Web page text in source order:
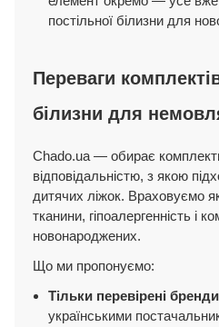
постільної білизни для
Переваги
білизни для
Chado.ua — обирає
відповідальністю, з якою
дитячих ліжок. Враховуємо
тканини, гіпоалергенність і
новонароджених.
Що ми пропонуємо:
Тільки перевірені бренди
українськими